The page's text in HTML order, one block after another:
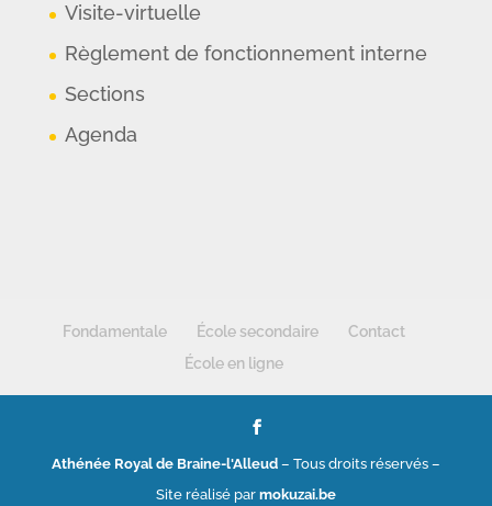
Visite-virtuelle
Règlement de fonctionnement interne
Sections
Agenda
Fondamentale École secondaire
Contact
École en ligne
Athénée Royal de Braine-l'Alleud– Tous droits réservés –
Site réalisé par mokuzai.be